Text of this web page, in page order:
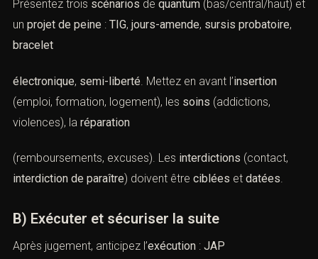
Présentez trois scénarios de quantum (bas/central/haut) et
un projet de peine : TIG, jours-amende, sursis probatoire,
bracelet
électronique, semi-liberté . Mettez en avant l’insertion
(emploi, formation, logement), les soins (addictions,
violences), la réparation
(remboursements, excuses). Les interdictions (contact,
interdiction de paraître) doivent être ciblées et datées.
B) Exécuter et sécuriser la suite
Après jugement, anticipez l’exécution : JAP